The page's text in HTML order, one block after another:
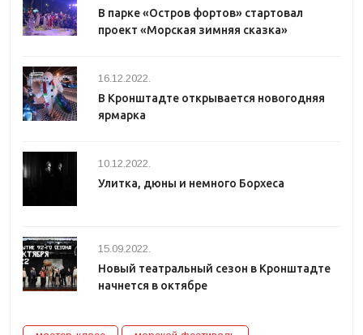
В парке «Остров фортов» стартовал
проект «Морская зимняя сказка»
16.12.2022.
В Кронштадте открывается новогодняя
ярмарка
10.12.2022.
Улитка, дюны и немного Борхеса
15.09.2022.
Новый театральный сезон в Кронштадте
начнется в октябре